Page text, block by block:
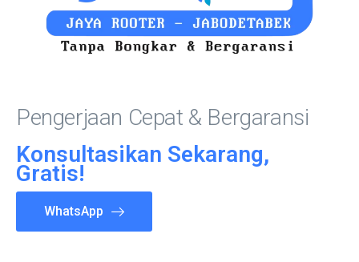
Pengerjaan Cepat & Bergaransi
Konsultasikan Sekarang,
Gratis!
WhatsApp